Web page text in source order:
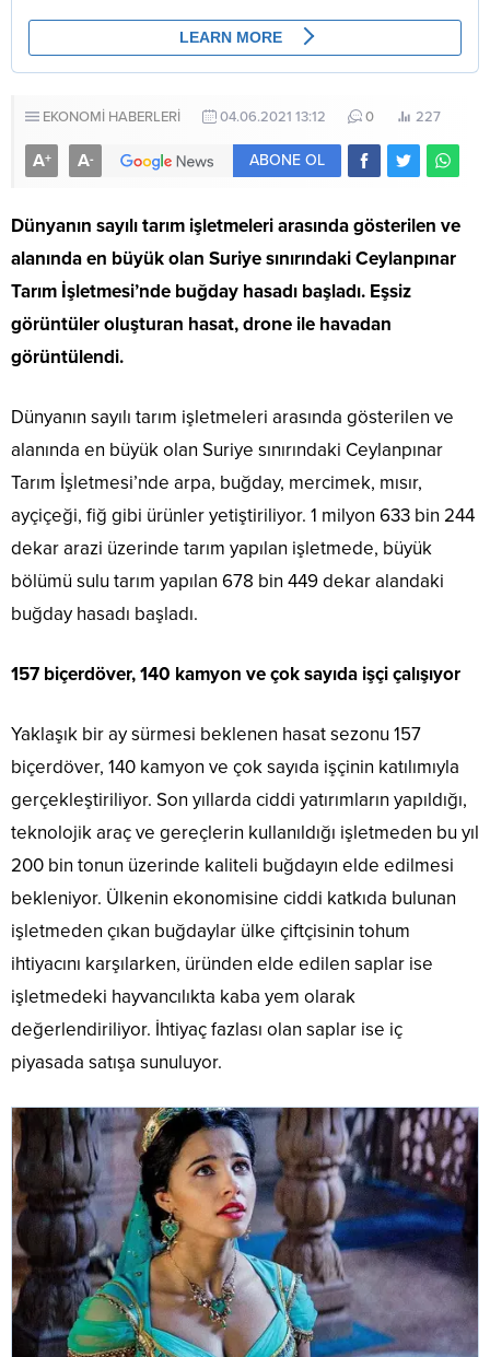
EKONOMİ HABERLERİ 04.06.2021 13:12 0 227
A+ A- ABONE OL
Dünyanın sayılı tarım işletmeleri arasında gösterilen ve
alanında en büyük olan Suriye sınırındaki Ceylanpınar
Tarım İşletmesi’nde buğday hasadı başladı. Eşsiz
görüntüler oluşturan hasat, drone ile havadan
görüntülendi.
Dünyanın sayılı tarım işletmeleri arasında gösterilen ve
alanında en büyük olan Suriye sınırındaki Ceylanpınar
Tarım İşletmesi’nde arpa, buğday, mercimek, mısır,
ayçiçeği, fiğ gibi ürünler yetiştiriliyor. 1 milyon 633 bin 244
dekar arazi üzerinde tarım yapılan işletmede, büyük
bölümü sulu tarım yapılan 678 bin 449 dekar alandaki
buğday hasadı başladı.
157 biçerdöver, 140 kamyon ve çok sayıda işçi çalışıyor
Yaklaşık bir ay sürmesi beklenen hasat sezonu 157
biçerdöver, 140 kamyon ve çok sayıda işçinin katılımıyla
gerçekleştiriliyor. Son yıllarda ciddi yatırımların yapıldığı,
teknolojik araç ve gereçlerin kullanıldığı işletmeden bu yıl
200 bin tonun üzerinde kaliteli buğdayın elde edilmesi
bekleniyor. Ülkenin ekonomisine ciddi katkıda bulunan
işletmeden çıkan buğdaylar ülke çiftçisinin tohum
ihtiyacını karşılarken, üründen elde edilen saplar ise
işletmedeki hayvancılıkta kaba yem olarak
değerlendiriliyor. İhtiyaç fazlası olan saplar ise iç
piyasada satışa sunuluyor.